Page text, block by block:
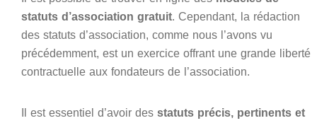
statuts d’association gratuit. Cependant, la rédaction
des statuts d’association, comme nous l’avons vu
précédemment, est un exercice offrant une grande liberté
contractuelle aux fondateurs de l’association.
Il est essentiel d’avoir des statuts précis, pertinents et